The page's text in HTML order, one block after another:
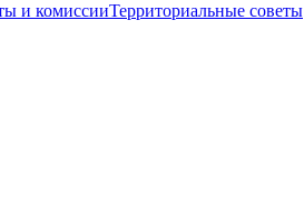
и комиссииТерриториальные советы